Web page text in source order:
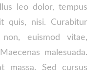
leo dolor, tempus
quis, nisi. Curabitur
euismod vitae,
malesuada.
massa. Sed cursus